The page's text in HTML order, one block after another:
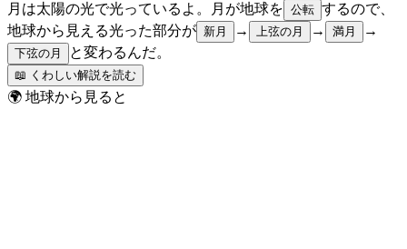
月は太陽の光で光っているよ。月が地球を 公転 するので、
地球から見える光った部分が 新月 → 上弦の月 → 満月 →
下弦の月 と変わるんだ。
📖 くわしい解説を読む
🌍 地球から見ると